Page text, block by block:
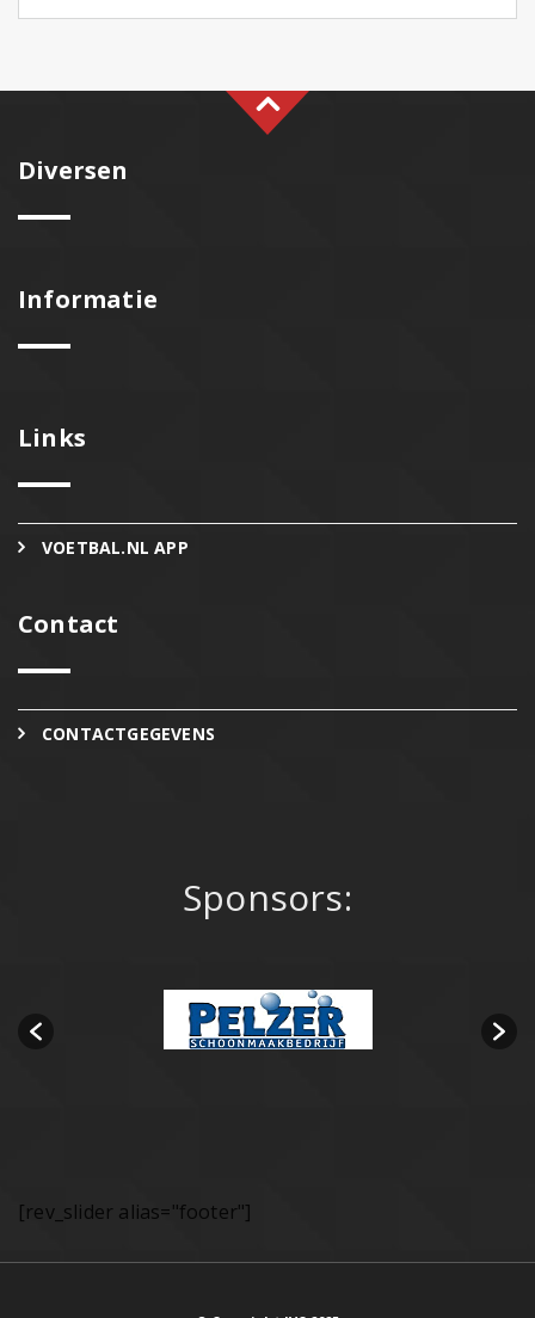
Diversen
Informatie
Links
VOETBAL.NL APP
Contact
CONTACTGEGEVENS
Sponsors:
[rev_slider alias="footer"]